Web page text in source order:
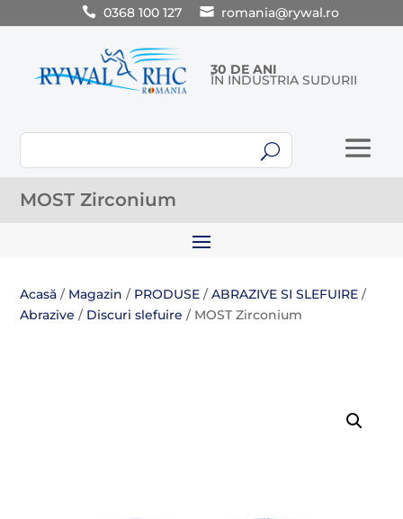
0368 100 127 romania@rywal.ro
30 DE ANI
ÎN INDUSTRIA SUDURII
U
MOST Zirconium
Acasă / Magazin / PRODUSE /ABRAZIVE SI SLEFUIRE /
Abrazive / Discuri slefuire / MOST Zirconium